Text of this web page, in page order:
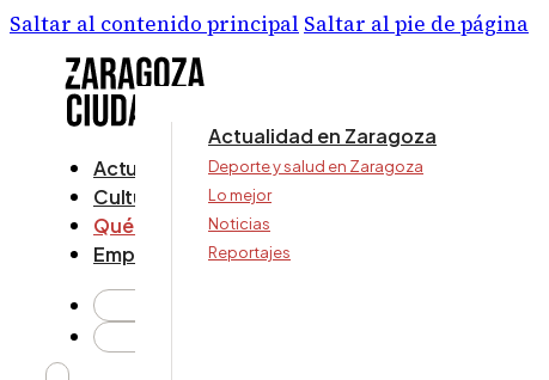
Saltar al contenido principal Saltar al pie de página
Actualidad
Cultura y ocio
Qué ver y hacer
Empresa
Actualidad en Zaragoza
Deporte y salud en Zaragoza
Lo mejor
Noticias
Reportajes